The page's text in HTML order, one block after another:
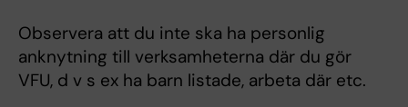
Observera att du inte ska ha personlig
anknytning till verksamheterna där du gör
VFU, d v s ex ha barn listade, arbeta där etc.